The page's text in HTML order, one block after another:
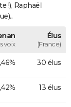
!), Raphaël
voix
Élus
(France)
30 élus
13 élus